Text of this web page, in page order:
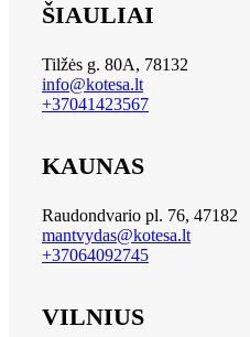
ŠIAULIAI
Tilžės g. 80A, 78132
info@kotesa.lt
+37041423567
KAUNAS
Raudondvario pl. 76, 47182
mantvydas@kotesa.lt
+37064092745
VILNIUS